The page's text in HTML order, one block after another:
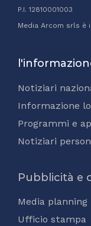
P.I. 12810001003
Media Arcom srls è
Notiziari
Informazione
Programmi e
Notiziari
Pubblicità e
Media planning
Ufficio stampa